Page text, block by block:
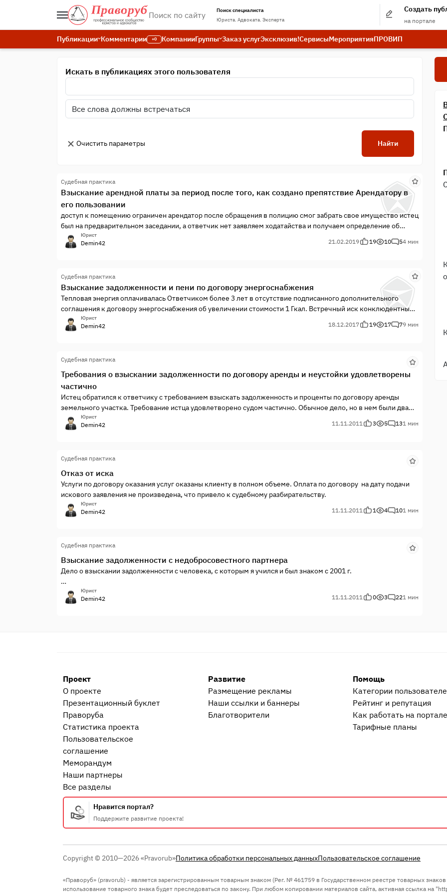
Поиск специалиста
Юриста. Адвоката. Эксперта
Создать
на портале
Публикации Комментарии +0 КомпанииГруппы Заказ услугЭксклюзив!СервисыМероприятияПРОВИП
Искать в публикациях этого пользователя
Очистить параметры Найти
Судебная практика
Взыскание арендной платы за период после того, как создано препятствие Арендатору в
его пользовании
доступ к помещению ограничен арендатор после обращения в полицию смог забрать свое имущество истец
был на предварительном заседании, а ответчик нет заявляем ходатайства и получаем определение об
оставлении иска без рассмотрения
Юрист
Demin42 21.02.2019 19 10 54 мин
Судебная практика
Взыскание задолженности и пени по договору энергоснабжения
Тепловая энергия оплачивалась Ответчиком более 3 лет в отсутствие подписанного дополнительного
соглашения к договору энергоснабжения об увеличении стоимости 1 Гкал. Встречный иск конклюдентные
действия/ оферта/акцепт экспертное заключение срок исковой давности
Юрист
Demin42 18.12.2017 19 17 79 мин
Судебная практика
Требования о взыскании задолженности по договору аренды и неустойки удовлетворены
частично
Истец обратился к ответчику с требованием взыскать задолженность и проценты по договору аренды
земельного участка. Требование истца удовлетворено судом частично. Обычное дело, но в нем были два
момента:
Юрист
Demin42 11.11.2011 3 5 131 мин
Судебная практика
Отказ от иска
Услуги по договору оказания услуг оказаны клиенту в полном объеме. Оплата по договору на дату подачи
искового заявления не произведена, что привело к судебному разбирательству.
Юрист
Demin42 11.11.2011 1 4 101 мин
Судебная практика
Взыскание задолженности с недобросовестного партнера
Дело о взыскании задолженности с человека, с которым я учился и был знаком с 2001 г.
Юрист
Demin42 11.11.2011 0 3 221 мин
Проект
О проекте
Презентационный букл​ет
Праворуба
Статистика проекта
Пользовательское
соглашение
Меморандум
Наши партнеры
Все разделы
Развитие
Размещение рекламы
Наши ссылки и баннеры
Благотворители
Помощь
Категории
Рейтинг и репутация
Как работать на портале
Тарифные планы
Нравится портал?
Поддержите развитие проекта!
Copyright © 2010—2026 «Pravorub»Политика обработки персональных данныхПользовательское соглашение
«Праворуб» (pravorub) - является зарегистрированным товарным знаком (Рег. № 461759 в Государственном реестре товарных
использование товарного знака будет преследоваться по закону. При любом копировании материалов сайта, активная ссылка на